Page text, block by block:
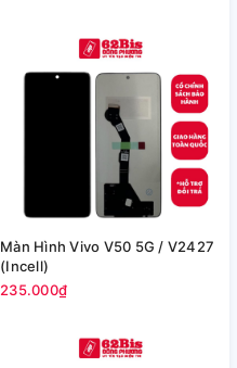
Màn Hình Vivo V50 5G / V2427
(Incell)
235.000₫